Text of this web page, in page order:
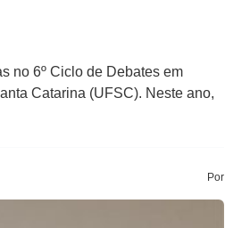
no 6º Ciclo de Debates em
Catarina (UFSC). Neste ano,
Por